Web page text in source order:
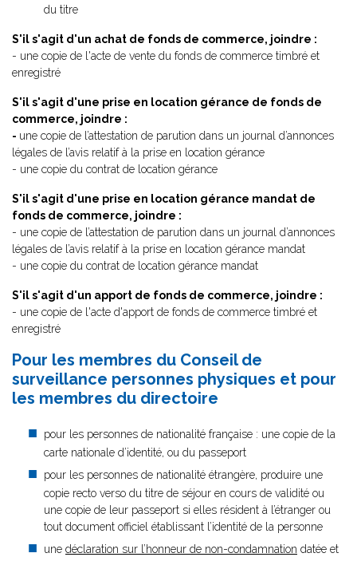
du titre
S'il s'agit d'un achat de fonds de commerce, joindre :
- une copie de l'acte de vente du fonds de commerce timbré et
enregistré
S'il s'agit d'une prise en location gérance de fonds de
commerce, joindre :
- une copie de l’attestation de parution dans un journal d’annonces
légales de l’avis relatif à la prise en location gérance
- une copie du contrat de location gérance
S'il s'agit d'une prise en location gérance mandat de
fonds de commerce, joindre :
- une copie de l’attestation de parution dans un journal d’annonces
légales de l’avis relatif à la prise en location gérance mandat
- une copie du contrat de location gérance mandat
S'il s'agit d'un apport de fonds de commerce, joindre :
- une copie de l'acte d'apport de fonds de commerce timbré et
enregistré
Pour les membres du Conseil de
surveillance personnes physiques et pour
les membres du directoire
pour les personnes de nationalité française : une copie de la
carte nationale d’identité, ou du passeport
pour les personnes de nationalité étrangère, produire une
copie recto verso du titre de séjour en cours de validité ou
une copie de leur passeport si elles résident à l’étranger ou
tout document officiel établissant l’identité de la personne
une déclaration sur l’honneur de non-condamnation datée et